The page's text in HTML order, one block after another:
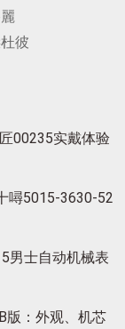
彼
00235实戴体验
噚5015-3630-52
男士自动机械表
版：外观、机芯